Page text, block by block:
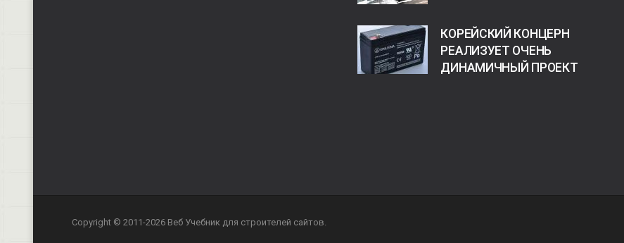
КОРЕЙСКИЙ КОНЦЕРН
РЕАЛИЗУЕТ ОЧЕНЬ
ДИНАМИЧНЫЙ ПРОЕКТ
Copyright © 2011-2026 Веб Учебник для строителей сайтов.